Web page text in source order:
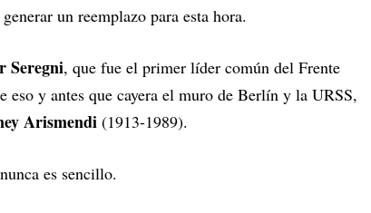
un reemplazo para esta hora.
Seregni, que fue el primer líder común del Frente
y antes que cayera el muro de Berlín y la URSS,
Arismendi (1913-1989).
es sencillo.